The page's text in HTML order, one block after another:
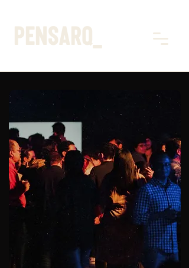
pensarq_